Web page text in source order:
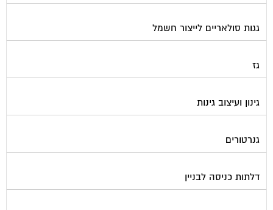
גגות סולאריים לייצור חשמל
גז
גינון ועיצוב גינות
גנרטורים
דלתות כניסה לבניין